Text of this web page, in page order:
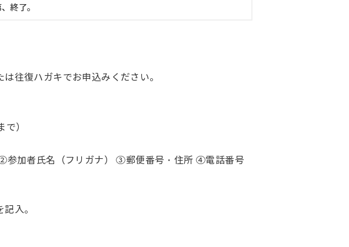
終了。
往復ハガキでお申込みください。
）
加者氏名（フリガナ） ③郵便番号・住所 ④電話番号
入。